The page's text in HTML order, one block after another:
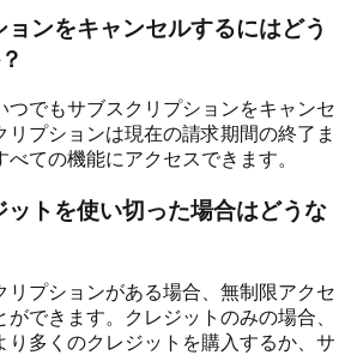
ンをキャンセルするにはどう
つでもサブスクリプションをキャンセ
リプションは現在の請求期間の終了ま
ての機能にアクセスできます。
ットを使い切った場合はどうな
リプションがある場合、無制限アクセ
できます。クレジットのみの場合、
り多くのクレジットを購入するか、サ